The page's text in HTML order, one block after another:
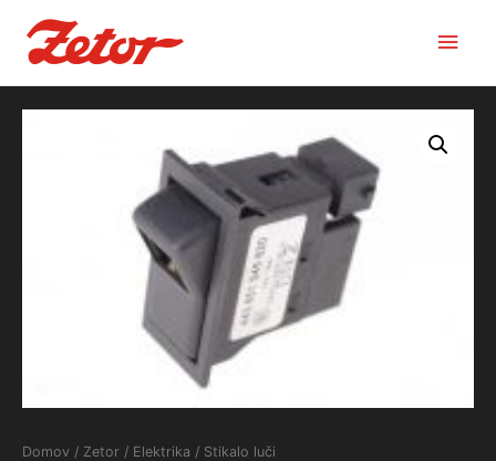
Main
Domov / Zetor / Elektrika / Stikalo luči